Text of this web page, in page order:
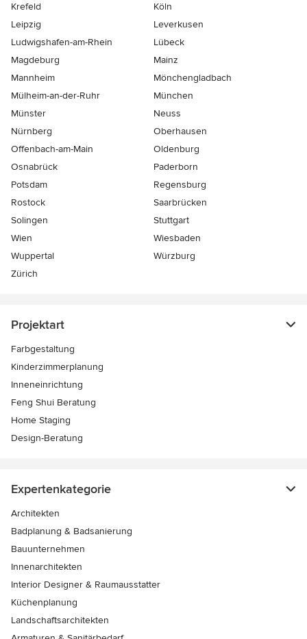
Krefeld
Köln
Leipzig
Leverkusen
Ludwigshafen-am-Rhein
Lübeck
Magdeburg
Mainz
Mannheim
Mönchen­gladbach
Mülheim-an-der-Ruhr
München
Münster
Neuss
Nürnberg
Oberhausen
Offenbach-am-Main
Oldenburg
Osnabrück
Paderborn
Potsdam
Regensburg
Rostock
Saarbrücken
Solingen
Stuttgart
Wien
Wiesbaden
Wuppertal
Würzburg
Zürich
Projektart
Farbgestaltung
Kinderzimmerplanung
Inneneinrichtung
Feng Shui Beratung
Home Staging
Design-Beratung
Expertenkategorie
Architekten
Badplanung & Badsanierung
Bauunternehmen
Innenarchitekten
Interior Designer & Raumausstatter
Küchenplanung
Landschaftsarchitekten